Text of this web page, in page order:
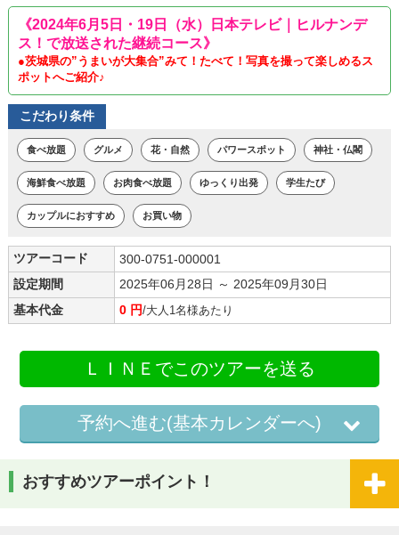
《2024年6月5日・19日（水）日本テレビ｜ヒルナンデ
ス！で放送された継続コース》
●茨城県の”うまいが大集合”みて！たべて！写真を撮って楽しめるス
ポットへご紹介♪
こだわり条件
食べ放題 グルメ 花・自然 パワースポット 神社・仏閣
海鮮食べ放題 お肉食べ放題 ゆっくり出発 学生たび
カップルにおすすめ お買い物
ツアーコード
300-0751-000001
設定期間
2025年06月28日 ～ 2025年09月30日
基本代金
0 円/大人1名様あたり
ＬＩＮＥでこのツアーを送る
予約へ進む(基本カレンダーへ)
おすすめツアーポイント！